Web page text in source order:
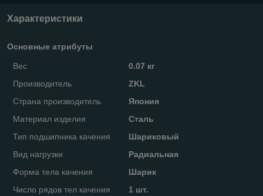
Характеристики
Основные атрибуты
Вес
0.07 кг
Производитель
ZKL
Страна производитель
Япония
Материал изделия
Сталь
Тип подшипника качения
Шариковый
Вид нагрузки
Радиальная
Форма тела качения
Шарик
Число рядов тел качения
1 шт.